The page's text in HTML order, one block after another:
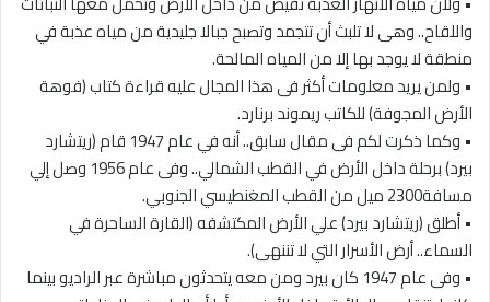
واللقاح.. وهى لا تلبث أن تتجمد وتصبح جبالا جليدية من مياه عذبة في
منطقة لا يوجد بها إلا من المياه المالحة.
• ولمن يريد معلومات أكثر فى هذا المجال عليه قراءة كتاب (فوهة
الأرض المجوفة) للكاتب ريموند برنارد.
• وكما ذكرت لكم فى مقال سابق.. أنه في عام 1947 قام (ريتشارد
بيرد) برحلة داخل الأرض في القطب الشمالي.. وفى عام 1956 وصل إلي
مسافة2300 ميل من القطب المغنطيسي الجنوبي.
• أطلق (ريتشارد بيرد) علي الأرض المكتشفه (القارة الساحرة في
السماء.. أرض الأسرار التي لا تننهى).
• وفى عام 1947 كان بيرد ومن معه يتحدثون مباشرة عبر الراديو بينما